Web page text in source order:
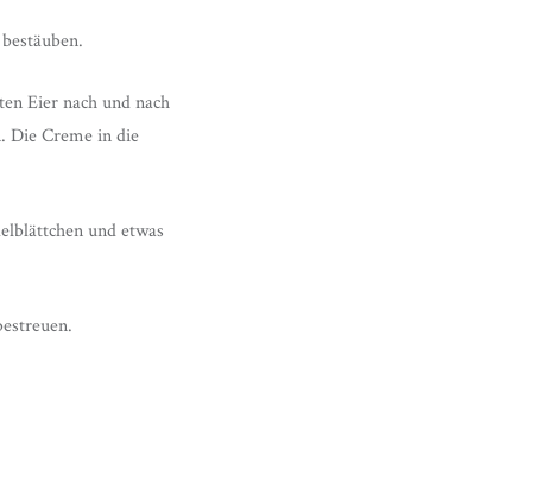
Eier nach und nach
Die Creme in die
und etwas